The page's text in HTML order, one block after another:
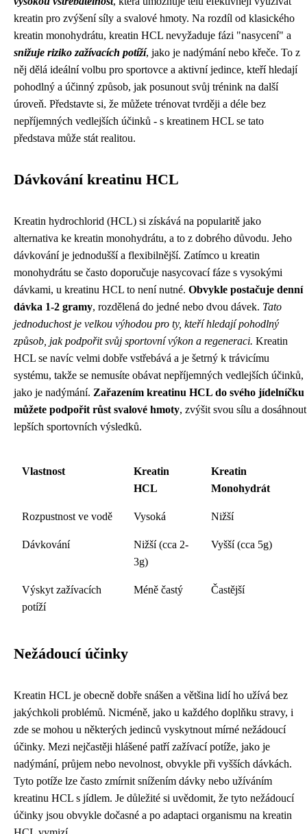
kreatin pro zvýšení síly a svalové hmoty. Na rozdíl od klasického
kreatin monohydrátu, kreatin HCL nevyžaduje fázi "nasycení" a
snižuje riziko zažívacích potíží, jako je nadýmání nebo křeče. To z
něj dělá ideální volbu pro sportovce a aktivní jedince, kteří hledají
pohodlný a účinný způsob, jak posunout svůj trénink na další
úroveň. Představte si, že můžete trénovat tvrději a déle bez
nepříjemných vedlejších účinků - s kreatinem HCL se tato
představa může stát realitou.
Dávkování kreatinu HCL
Kreatin hydrochlorid (HCL) si získává na popularitě jako
alternativa ke kreatin monohydrátu, a to z dobrého důvodu. Jeho
dávkování je jednodušší a flexibilnější. Zatímco u kreatin
monohydrátu se často doporučuje nasycovací fáze s vysokými
dávkami, u kreatinu HCL to není nutné. Obvykle postačuje denní
dávka 1-2 gramy, rozdělená do jedné nebo dvou dávek. Tato
jednoduchost je velkou výhodou pro ty, kteří hledají pohodlný
způsob, jak podpořit svůj sportovní výkon a regeneraci. Kreatin
HCL se navíc velmi dobře vstřebává a je šetrný k trávicímu
systému, takže se nemusíte obávat nepříjemných vedlejších účinků,
jako je nadýmání. Zařazením kreatinu HCL do svého jídelníčku
můžete podpořit růst svalové hmoty, zvýšit svou sílu a dosáhnout
lepších sportovních výsledků.
Vlastnost
Kreatin
HCL
Kreatin
Monohydrát
Rozpustnost ve vodě Vysoká Nižší
Dávkování
Nižší (cca 2-
3g)
Vyšší (cca 5g)
Výskyt zažívacích
potíží
Méně častý Častější
Nežádoucí účinky
Kreatin HCL je obecně dobře snášen a většina lidí ho užívá bez
jakýchkoli problémů. Nicméně, jako u každého doplňku stravy, i
zde se mohou u některých jedinců vyskytnout mírné nežádoucí
účinky. Mezi nejčastěji hlášené patří zažívací potíže, jako je
nadýmání, průjem nebo nevolnost, obvykle při vyšších dávkách.
Tyto potíže lze často zmírnit snížením dávky nebo užíváním
kreatinu HCL s jídlem. Je důležité si uvědomit, že tyto nežádoucí
účinky jsou obvykle dočasné a po adaptaci organismu na kreatin